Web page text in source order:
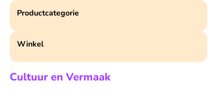
Productcategorie
Winkel
Cultuur en Vermaak